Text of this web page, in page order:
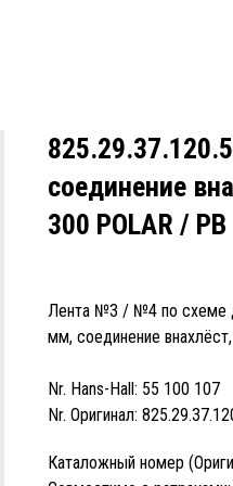
соединение
300 POLAR /
Лента №3 / №4 по схеме
мм, соединение
Nr. Hans-Hall: 55 100 107
Nr. Оригинал:
Каталожный номер